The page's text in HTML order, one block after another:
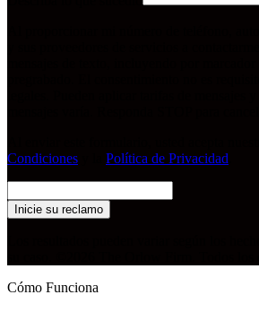
Condiciones
Política de Privacidad
Inicie su reclamo
Cómo Funciona